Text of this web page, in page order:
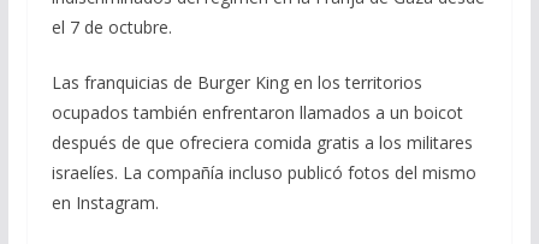
el 7 de octubre.
Las franquicias de Burger King en los territorios
ocupados también enfrentaron llamados a un boicot
después de que ofreciera comida gratis a los militares
israelíes. La compañía incluso publicó fotos del mismo
en Instagram.